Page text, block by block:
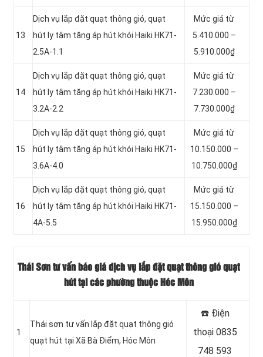
13
Dịch vụ lắp đặt quạt thông gió, quạt
hút ly tâm tăng áp hút khói Haiki HK71-
2.5A-1.1
Mức giá từ
5.410.000 –
5.910.000₫
14
Dịch vụ lắp đặt quạt thông gió, quạt
hút ly tâm tăng áp hút khói Haiki HK71-
3.2A-2.2
Mức giá từ
7.230.000 –
7.730.000₫
15
Dịch vụ lắp đặt quạt thông gió, quạt
hút ly tâm tăng áp hút khói Haiki HK71-
3.6A-4.0
Mức giá từ
10.150.000 –
10.750.000₫
16
Dịch vụ lắp đặt quạt thông gió, quạt
hút ly tâm tăng áp hút khói Haiki HK71-
4A-5.5
Mức giá từ
15.150.000 –
15.950.000₫
Thái Sơn tư vấn báo giá dịch vụ lắp đặt quạt thông gió quạt
hút tại các phường thuộc Hóc Môn
1
Thái sơn tư vấn lắp đặt quạt thông gió
quạt hút tại Xã Bà Điểm, Hóc Môn
☎️ Điện
thoại 0835
748 593